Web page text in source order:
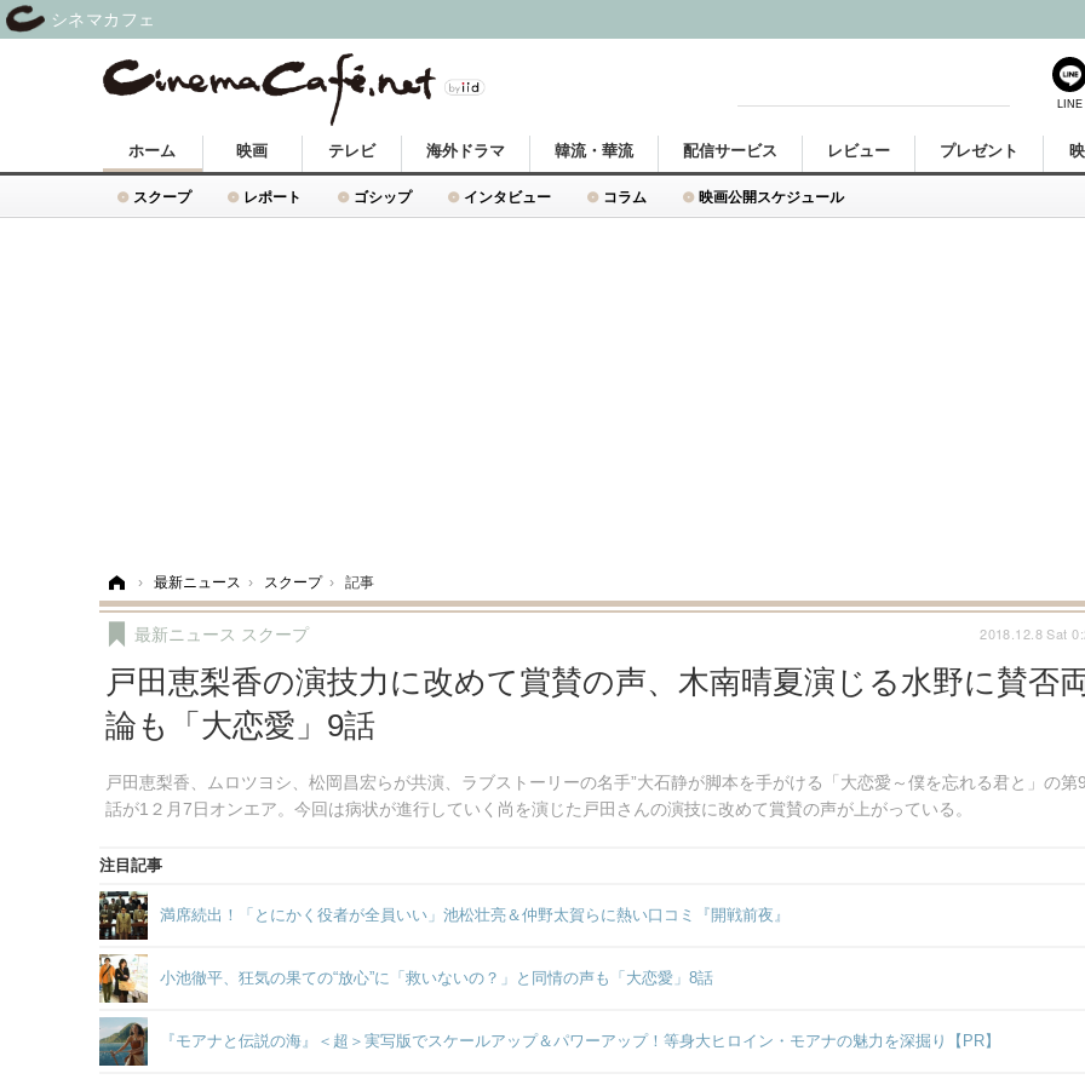
ホーム
スクープ レポート ゴシップ インタビュー コラム 映画公開スケジュール
映画 テレビ 海外ドラマ 韓流・華流 配信サービス レビュー プレゼント
› 最新ニュース › スクープ › 記事
戸田恵梨香の演技力に改めて賞賛の声、木南晴夏演じる水野に賛否
論も「大恋愛」9話
戸田恵梨香、ムロツヨシ、松岡昌宏らが共演、ラブストーリーの名手”大石静が脚本を手がける「大恋愛～僕を忘れる君と」の第9
話が1２月7日オンエア。今回は病状が進行していく尚を演じた戸田さんの演技に改めて賞賛の声が上がっている。
最新ニュース スクープ 2018.12.8 Sat
注目記事
満席続出！「とにかく役者が全員いい」池松壮亮＆仲野太賀らに熱い口コミ『開戦前夜』
小池徹平、狂気の果ての“放心”に「救いないの？」と同情の声も「大恋愛」8話
『モアナと伝説の海』＜超＞実写版でスケールアップ＆パワーアップ！等身大ヒロイン・モアナの魅力を深掘り【PR】
LINE
シネマカフェ